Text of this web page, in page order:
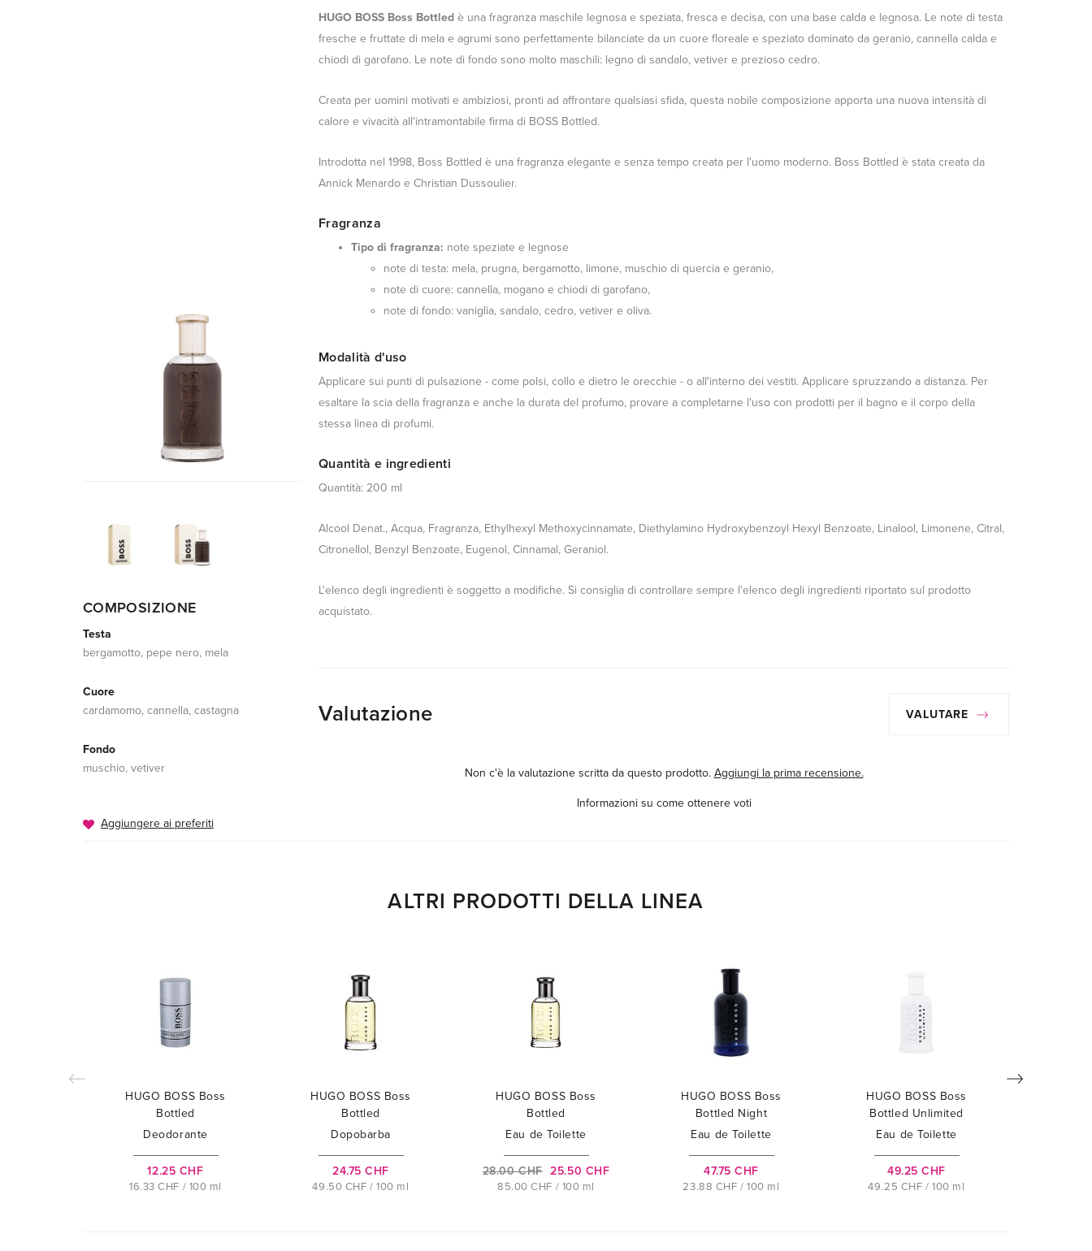
COMPOSIZIONE
Testa
bergamotto, pepe nero, mela
Cuore
cardamomo, cannella, castagna
Fondo
muschio, vetiver
Aggiungere ai preferiti
HUGO BOSS Boss Bottled è una fragranza maschile legnosa e speziata, fresca e decisa, con una base calda e legnosa. Le note di testa
fresche e fruttate di mela e agrumi sono perfettamente bilanciate da un cuore floreale e speziato dominato da geranio, cannella calda e
chiodi di garofano. Le note di fondo sono molto maschili: legno di sandalo, vetiver e prezioso cedro.
Creata per uomini motivati e ambiziosi, pronti ad affrontare qualsiasi sfida, questa nobile composizione apporta una nuova intensità di
calore e vivacità all'intramontabile firma di BOSS Bottled.
Introdotta nel 1998, Boss Bottled è una fragranza elegante e senza tempo creata per l'uomo moderno. Boss Bottled è stata creata da
Annick Menardo e Christian Dussoulier.
Fragranza
Tipo di fragranza: note speziate e legnose
note di testa: mela, prugna, bergamotto, limone, muschio di quercia e geranio,
note di cuore: cannella, mogano e chiodi di garofano,
note di fondo: vaniglia, sandalo, cedro, vetiver e oliva.
Modalità d'uso
Applicare sui punti di pulsazione - come polsi, collo e dietro le orecchie - o all'interno dei vestiti. Applicare spruzzando a distanza. Per
esaltare la scia della fragranza e anche la durata del profumo, provare a completarne l'uso con prodotti per il bagno e il corpo della
stessa linea di profumi.
Quantità e ingredienti
Quantità: 200 ml
Alcool Denat., Acqua, Fragranza, Ethylhexyl Methoxycinnamate, Diethylamino Hydroxybenzoyl Hexyl Benzoate, Linalool, Limonene, Citral,
Citronellol, Benzyl Benzoate, Eugenol, Cinnamal, Geraniol.
L'elenco degli ingredienti è soggetto a modifiche. Si consiglia di controllare sempre l'elenco degli ingredienti riportato sul prodotto
acquistato.
Valutazione VALUTARE
Non c'è la valutazione scritta da questo prodotto. Aggiungi la prima recensione.
Informazioni su come ottenere voti
ALTRI PRODOTTI DELLA LINEA
HUGO BOSS Boss
Bottled
Deodorante
12.25 CHF
16.33 CHF / 100 ml
HUGO BOSS Boss
Bottled
Dopobarba
24.75 CHF
49.50 CHF / 100 ml
HUGO BOSS Boss
Bottled
Eau de Toilette
28.00 CHF 25.50 CHF
85.00 CHF / 100 ml
HUGO BOSS Boss
Bottled Night
Eau de Toilette
47.75 CHF
23.88 CHF / 100 ml
HUGO BOSS Boss
Bottled Unlimited
Eau de Toilette
49.25 CHF
49.25 CHF / 100 ml